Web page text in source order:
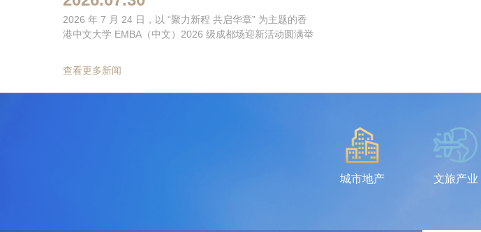
2026 年 7 月 24 日，以 “聚力新程 共启华章” 为主题的香
港中文大学 EMBA（中文）2026 级成都场迎新活动圆满举
南校友会承办，分为企业参访、迎新晚宴两大篇章。东立
控股集团董事长、香港中文大学 EMBA（中文）西南校友
会会长唐忠伟全程出席本次活动并致辞。
查看更多新闻
城市地产 文旅产业